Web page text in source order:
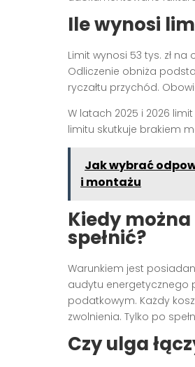
Ile wynosi
Limit wynosi 53 tys. zł
Odliczenie obniża
ryczałtu przychód.
W latach 2025 i 2026
limitu skutkuje brakiem
Jak wybrać
i montażu
Kiedy
spełnić?
Warunkiem jest
audytu energetycznego
podatkowym. Każdy
zwolnienia. Tylko po
Czy ulga